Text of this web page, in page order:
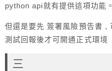
python api就有提供這項功能。
但還是要先 簽署風險預告書 ,
測試回報後才可開通正式環境
三